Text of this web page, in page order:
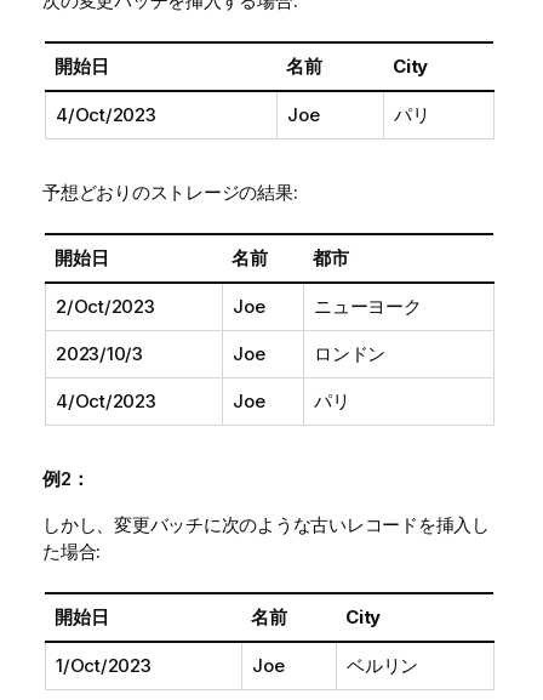
開始日 名前 City
4/Oct/2023 Joe パリ
予想どおりのストレージの結果:
開始日 名前 都市
2/Oct/2023 Joe ニューヨーク
2023/10/3 Joe ロンドン
4/Oct/2023 Joe パリ
例2：
しかし、変更バッチに次のような古いレコードを挿入し
た場合:
開始日 名前 City
1/Oct/2023 Joe ベルリン